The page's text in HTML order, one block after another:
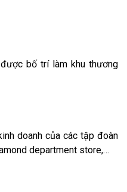
bố trí làm khu thương
doanh của các tập đoàn
department store,…